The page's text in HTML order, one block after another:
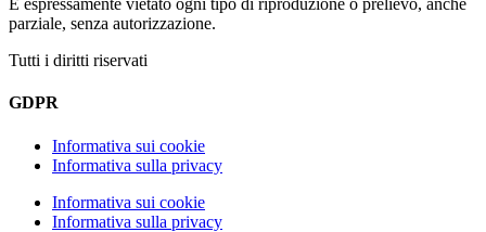
È espressamente vietato ogni tipo di riproduzione o prelievo, anche
parziale, senza autorizzazione.
Tutti i diritti riservati
GDPR
Informativa sui cookie
Informativa sulla privacy
Informativa sui cookie
Informativa sulla privacy